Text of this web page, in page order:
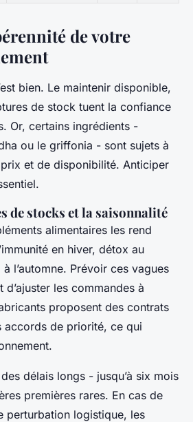
de votre
bien. Le maintenir disponible,
de stock tuent la confiance
Or, certains ingrédients -
ou le griffonia - sont sujets à
et de disponibilité. Anticiper
de stocks et la saisonnalité
alimentaires les rend
en hiver, détox au
l’automne. Prévoir ces vagues
les commandes à
proposent des contrats
accords de priorité, ce qui
délais longs - jusqu’à six mois
premières rares. En cas de
perturbation logistique, les